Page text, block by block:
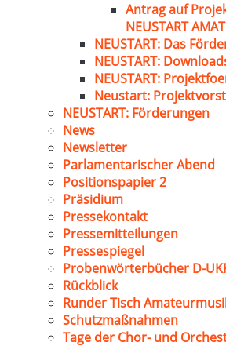
Antrag auf
NEUSTART
NEUSTART: Das
NEUSTART:
NEUSTART:
Neustart:
NEUSTART: Förderungen
News
Newsletter
Parlamentarischer Abend
Positionspapier 2
Präsidium
Pressekontakt
Pressemitteilungen
Pressespiegel
Probenwörterbücher D-
Rückblick
Runder Tisch
Schutzmaßnahmen
Tage der Chor- und